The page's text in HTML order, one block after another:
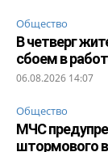
Общество
В четверг
сбоем в
06.08.2026 14:07
Общество
МЧС
штормового